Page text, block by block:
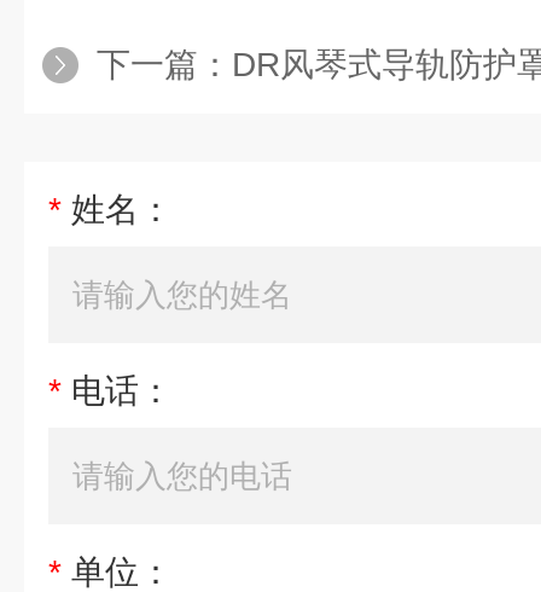
下一篇： DR风琴式导轨防护
* 姓名：
* 电话：
* 单位：